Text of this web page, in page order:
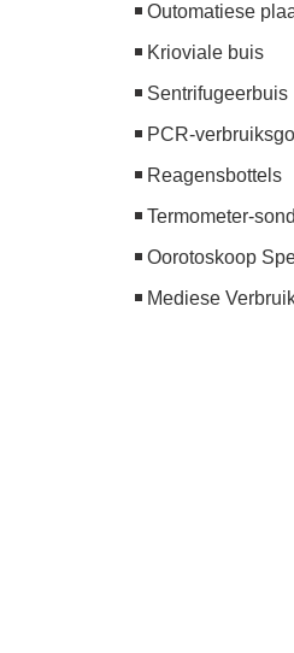
Outomatiese
Krioviale buis
Sentrifugeerbuis
PCR-
Reagensbottels
Termometer-
Oorotoskoop
Mediese